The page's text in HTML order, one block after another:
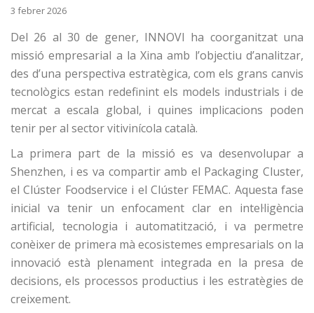
3 febrer 2026
Del 26 al 30 de gener, INNOVI ha coorganitzat una
missió empresarial a la Xina amb l’objectiu d’analitzar,
des d’una perspectiva estratègica, com els grans canvis
tecnològics estan redefinint els models industrials i de
mercat a escala global, i quines implicacions poden
tenir per al sector vitivinícola català.
La primera part de la missió es va desenvolupar a
Shenzhen, i es va compartir amb el Packaging Cluster,
elClúster Foodservice i el Clúster FEMAC. Aquesta fase
inicial va tenir un enfocament clar en intel·ligència
artificial, tecnologia i automatització, i va permetre
conèixer de primera mà ecosistemes empresarials on la
innovació està plenament integrada en la presa de
decisions, els processos productius i les estratègies de
creixement.